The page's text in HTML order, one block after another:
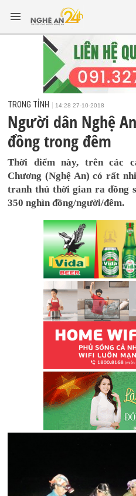
TRONG TỈNH 14:28 27-10-2018
Người dân Nghệ
đồng trong đêm
Thời điểm này, trên các
Chương (Nghệ An) có rất
tranh thủ thời gian ra đồng
350 nghìn đồng/người/đêm.